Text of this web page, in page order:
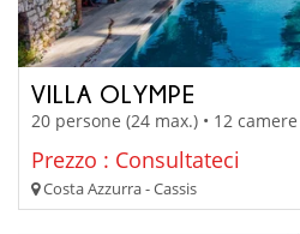
VILLA OLYMPE
20 persone (24 max.) • 12
Prezzo : Consultateci
Costa Azzurra - Cassis